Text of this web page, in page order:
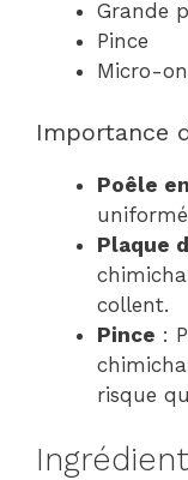
Grande
Pince
Micro-
Importance
Poêle
Plaque
collent.
Pince :
risque